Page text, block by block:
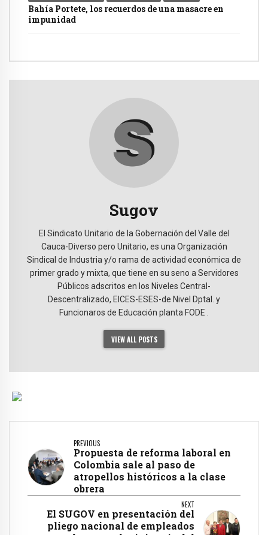
Bahía Portete, los recuerdos de una masacre en
impunidad
Sugov
El Sindicato Unitario de la Gobernación del Valle del
Cauca-Diverso pero Unitario, es una Organización
Sindical de Industria y/o rama de actividad económica de
primer grado y mixta, que tiene en su seno a Servidores
Públicos adscritos en los Niveles Central-
Descentralizado, EICES-ESES-de Nivel Dptal. y
Funcionaros de Educación planta FODE .
VIEW ALL POSTS
PREVIOUS
Propuesta de reforma laboral en
Colombia sale al paso de
atropellos históricos a la clase
obrera
NEXT
El SUGOV en presentación del
pliego nacional de empleados